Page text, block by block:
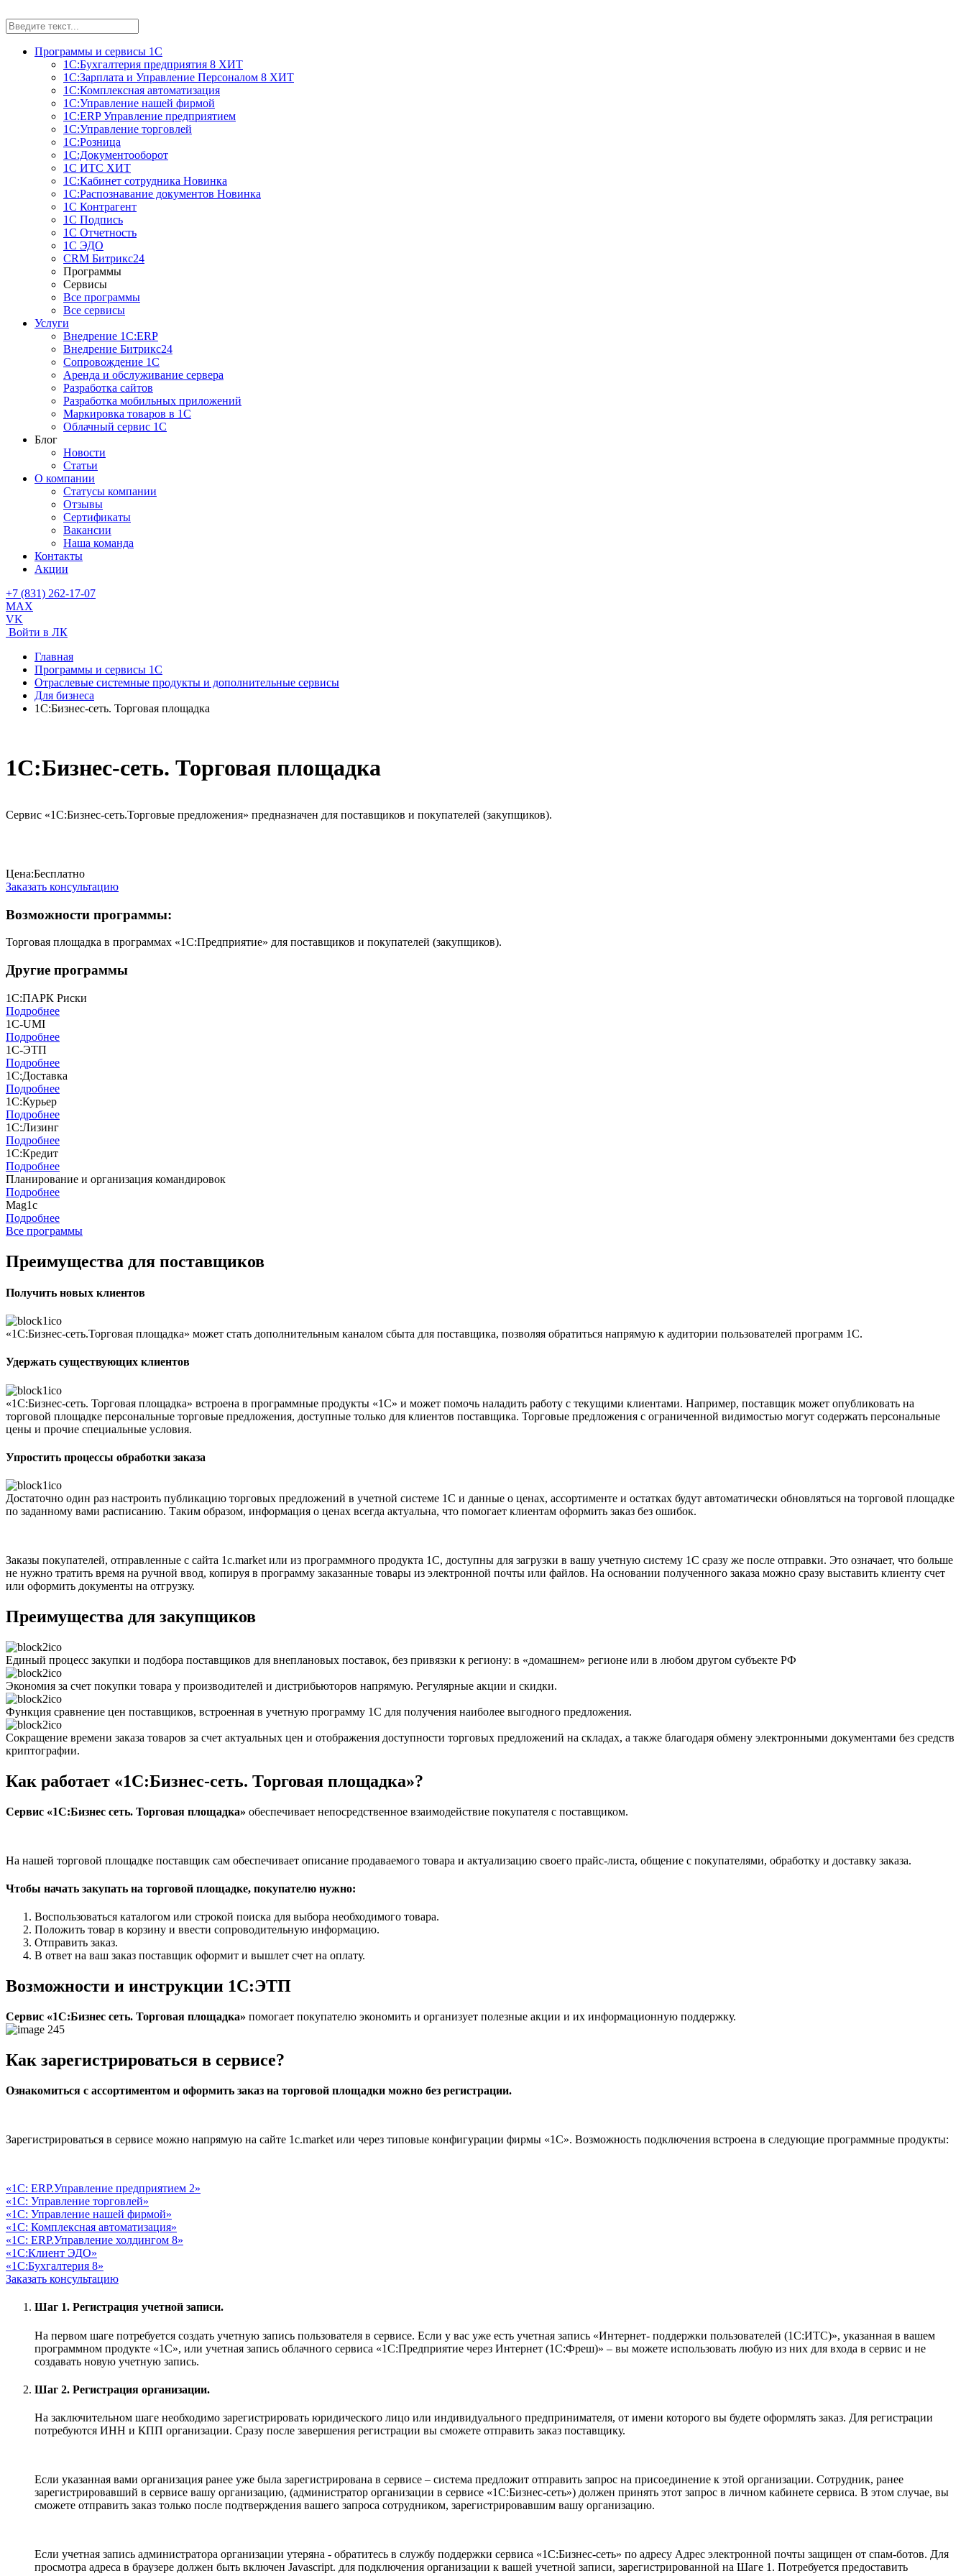
Программы и сервисы 1С
1С:Бухгалтерия предприятия 8 ХИТ
1С:Зарплата и Управление Персоналом 8 ХИТ
1С:Комплексная автоматизация
1С:Управление нашей фирмой
1С:ERP Управление предприятием
1С:Управление торговлей
1С:Розница
1С:Документооборот
1С ИТС ХИТ
1С:Кабинет сотрудника Новинка
1С:Распознавание документов Новинка
1С Контрагент
1С Подпись
1С Отчетность
1С ЭДО
CRM Битрикс24
Программы
Сервисы
Все программы
Все сервисы
Услуги
Внедрение 1С:ERP
Внедрение Битрикс24
Сопровождение 1С
Аренда и обслуживание сервера
Разработка сайтов
Разработка мобильных приложений
Маркировка товаров в 1С
Облачный сервис 1С
Блог
Новости
Статьи
О компании
Cтатусы компании
Отзывы
Сертификаты
Вакансии
Наша команда
Контакты
Акции
+7 (831) 262-17-07
MAX
VK
Войти в ЛК
Главная
Программы и сервисы 1С
Отраслевые системные продукты и дополнительные сервисы
Для бизнеса
1С:Бизнес-сеть. Торговая площадка
1С:Бизнес-сеть. Торговая площадка
Сервис «1С:Бизнес-сеть.Торговые предложения» предназначен для поставщиков и покупателей (закупщиков).
Цена:Бесплатно
Заказать консультацию
Возможности программы:
Торговая площадка в программах «1С:Предприятие» для поставщиков и покупателей (закупщиков).
Другие программы
1С:ПАРК Риски
Подробнее
1C-UMI
Подробнее
1С-ЭТП
Подробнее
1С:Доставка
Подробнее
1С:Курьер
Подробнее
1С:Лизинг
Подробнее
1С:Кредит
Подробнее
Планирование и организация командировок
Подробнее
Mag1c
Подробнее
Все программы
Преимущества для поставщиков
Получить новых клиентов
«1C:Бизнес-сеть.Торговая площадка» может стать дополнительным каналом сбыта для поставщика, позволяя обратиться напрямую к аудитории пользователей программ 1С.
Удержать существующих клиентов
«1С:Бизнес-сеть. Торговая площадка» встроена в программные продукты «1С» и может помочь наладить работу с текущими клиентами. Например, поставщик может опубликовать на
торговой площадке персональные торговые предложения, доступные только для клиентов поставщика. Торговые предложения с ограниченной видимостью могут содержать персональные
цены и прочие специальные условия.
Упростить процессы обработки заказа
Достаточно один раз настроить публикацию торговых предложений в учетной системе 1С и данные о ценах, ассортименте и остатках будут автоматически обновляться на торговой площадке
по заданному вами расписанию. Таким образом, информация о ценах всегда актуальна, что помогает клиентам оформить заказ без ошибок.
Заказы покупателей, отправленные с сайта 1c.market или из программного продукта 1С, доступны для загрузки в вашу учетную систему 1С сразу же после отправки. Это означает, что больше
не нужно тратить время на ручной ввод, копируя в программу заказанные товары из электронной почты или файлов. На основании полученного заказа можно сразу выставить клиенту счет
или оформить документы на отгрузку.
Преимущества для закупщиков
Единый процесс закупки и подбора поставщиков для внеплановых поставок, без привязки к региону: в «домашнем» регионе или в любом другом субъекте РФ
Экономия за счет покупки товара у производителей и дистрибьюторов напрямую. Регулярные акции и скидки.
Функция сравнение цен поставщиков, встроенная в учетную программу 1С для получения наиболее выгодного предложения.
Сокращение времени заказа товаров за счет актуальных цен и отображения доступности торговых предложений на складах, а также благодаря обмену электронными документами без средств
криптографии.
Как работает «1С:Бизнес-сеть. Торговая площадка»?
Сервис «1С:Бизнес сеть. Торговая площадка» обеспечивает непосредственное взаимодействие покупателя с поставщиком.
На нашей торговой площадке поставщик сам обеспечивает описание продаваемого товара и актуализацию своего прайс-листа, общение с покупателями, обработку и доставку заказа.
Чтобы начать закупать на торговой площадке, покупателю нужно:
Воспользоваться каталогом или строкой поиска для выбора необходимого товара.
Положить товар в корзину и ввести сопроводительную информацию.
Отправить заказ.
В ответ на ваш заказ поставщик оформит и вышлет счет на оплату.
Возможности и инструкции 1С:ЭТП
Сервис «1С:Бизнес сеть. Торговая площадка» помогает покупателю экономить и организует полезные акции и их информационную поддержку.
Как зарегистрироваться в сервисе?
Ознакомиться с ассортиментом и оформить заказ на торговой площадки можно без регистрации.
Зарегистрироваться в сервисе можно напрямую на сайте 1с.market или через типовые конфигурации фирмы «1С». Возможность подключения встроена в следующие программные продукты:
«1C: ERP.Управление предприятием 2»
«1С: Управление торговлей»
«1C: Управление нашей фирмой»
«1С: Комплексная автоматизация»
«1С: ERP.Управление холдингом 8»
«1С:Клиент ЭДО»
«1С:Бухгалтерия 8»
Заказать консультацию
Шаг 1. Регистрация учетной записи.
На первом шаге потребуется создать учетную запись пользователя в сервисе. Если у вас уже есть учетная запись «Интернет- поддержки пользователей (1С:ИТС)», указанная в вашем
программном продукте «1С», или учетная запись облачного сервиса «1С:Предприятие через Интернет (1С:Фреш)» – вы можете использовать любую из них для входа в сервис и не
создавать новую учетную запись.
Шаг 2. Регистрация организации.
На заключительном шаге необходимо зарегистрировать юридического лицо или индивидуального предпринимателя, от имени которого вы будете оформлять заказ. Для регистрации
потребуются ИНН и КПП организации. Сразу после завершения регистрации вы сможете отправить заказ поставщику.
Если указанная вами организация ранее уже была зарегистрирована в сервисе – система предложит отправить запрос на присоединение к этой организации. Сотрудник, ранее
зарегистрировавший в сервисе вашу организацию, (администратор организации в сервисе «1С:Бизнес-сеть») должен принять этот запрос в личном кабинете сервиса. В этом случае, вы
сможете отправить заказ только после подтверждения вашего запроса сотрудником, зарегистрировавшим вашу организацию.
Если учетная запись администратора организации утеряна - обратитесь в службу поддержки сервиса «1С:Бизнес-сеть» по адресу Адрес электронной почты защищен от спам-ботов. Для
просмотра адреса в браузере должен быть включен Javascript. для подключения организации к вашей учетной записи, зарегистрированной на Шаге 1. Потребуется предоставить